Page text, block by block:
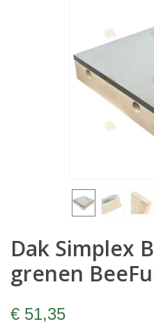
Dak Simplex
grenen
€ 51,35